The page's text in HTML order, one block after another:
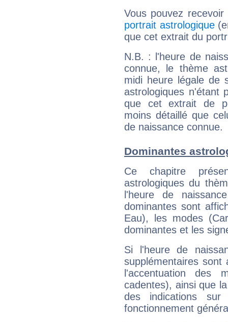
Vous pouvez
portrait astrologique
que cet extrait du
N.B. : l'heure de
connue, le thème
midi heure légale de
astrologiques n'étant
que cet extrait de
moins détaillé que
de naissance connue.
Dominantes
Ce chapitre
astrologiques du
l'heure de
dominantes sont
Eau), les modes
dominantes et les
Si l'heure de
supplémentaires sont
l'accentuation des
cadentes), ainsi que
des indications sur
fonctionnement